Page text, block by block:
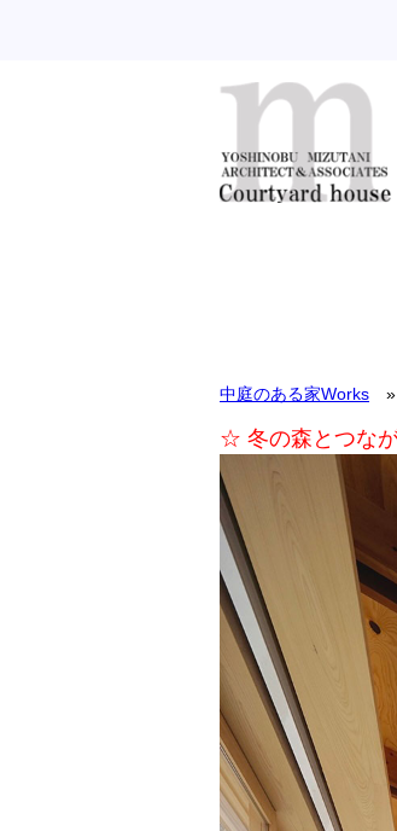
中庭のある家Works
☆ 冬の森とつな